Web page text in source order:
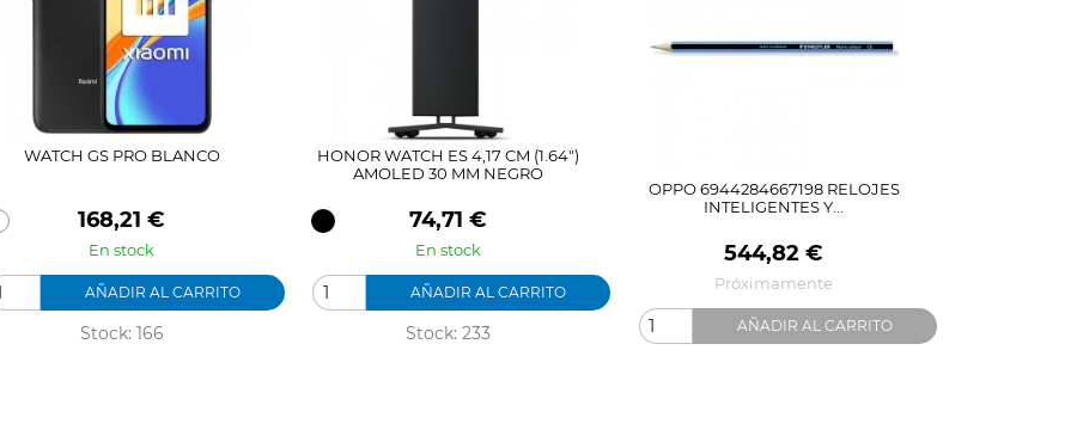
WATCH GS PRO BLANCO
Precio
168,21 €
En stock
AÑADIR AL CARRITO
Stock: 166
HONOR WATCH ES 4,17 CM (1.64")
AMOLED 30 MM NEGRO
Precio
74,71 €
En stock
AÑADIR AL CARRITO
Stock: 233
OPPO 6944284667198 RELOJES
INTELIGENTES Y...
Precio
544,82 €
Próximamente
AÑADIR AL CARRITO